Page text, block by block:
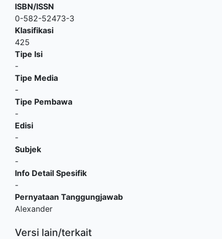
ISBN/ISSN
0-582-52473-3
Klasifikasi
425
Tipe Isi
-
Tipe Media
-
Tipe Pembawa
-
Edisi
-
Subjek
-
Info Detail Spesifik
-
Pernyataan Tanggungjawab
Alexander
Versi lain/terkait